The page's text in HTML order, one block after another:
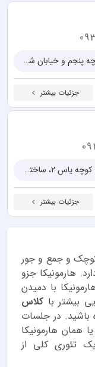
کرج، مهرویلا، خیابان انوشیروان غربی، بین کوچه پنجم و خیابان شهید حیدری، پلاک 210
جزئیات بیشتر
کرج، خیابان شهید بهشتی، سه راه گوهردشت، کوچه یاس 2، ساختمان ایساتیس، طبقه دوم، واحد 2
جزئیات بیشتر
و جمع و جور
هارمونیکا جزو
با دمیدن
بیشتر با کلاس
باشید. در جلسات
همان هارمونیکا
تئوری کلی از